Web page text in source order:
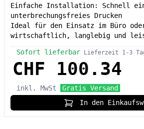
Einfache Installation: Schnell
unterbrechungsfreies Drucken
Ideal für den Einsatz im Büro
wirtschaftlich, langlebig und
Sofort lieferbar Lieferzeit 1-3
CHF 100.34
inkl. MwSt
Gratis Versand
In den